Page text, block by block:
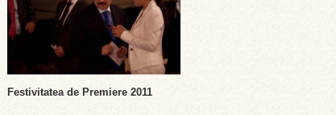
Festivitatea de Premiere 2011